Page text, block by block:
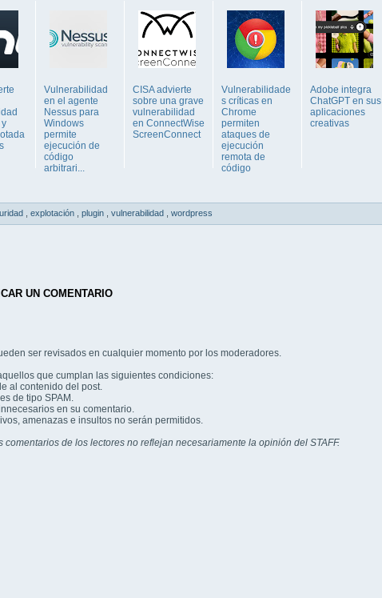
Vulnerabilidad
en el agente
Nessus para
Windows
permite
ejecución de
código
arbitrari...
CISA advierte
sobre una grave
vulnerabilidad
en ConnectWise
ScreenConnect
Vulnerabilidade
s críticas en
Chrome
permiten
ataques de
ejecución
remota de
código
Adobe integra
ChatGPT en sus
aplicaciones
creativas
explotación plugin vulnerabilidad wordpress
UN COMENTARIO
ser revisados en cualquier momento por los moderadores.
que cumplan las siguientes condiciones:
al contenido del post.
de tipo SPAM.
en su comentario.
amenazas e insultos no serán permitidos.
comentarios de los lectores no reflejan necesariamente la opinión del STAFF.